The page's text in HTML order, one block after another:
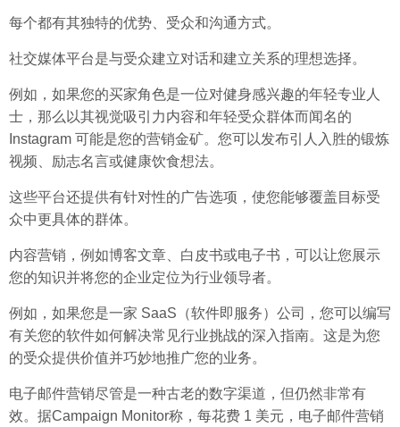
每个都有其独特的优势、受众和沟通方式。
社交媒体平台是与受众建立对话和建立关系的理想选择。
例如，如果您的买家角色是一位对健身感兴趣的年轻专业人
士，那么以其视觉吸引力内容和年轻受众群体而闻名的
Instagram 可能是您的营销金矿。您可以发布引人入胜的锻炼
视频、励志名言或健康饮食想法。
这些平台还提供有针对性的广告选项，使您能够覆盖目标受
众中更具体的群体。
内容营销，例如博客文章、白皮书或电子书，可以让您展示
您的知识并将您的企业定位为行业领导者。
例如，如果您是一家 SaaS（软件即服务）公司，您可以编写
有关您的软件如何解决常见行业挑战的深入指南。这是为您
的受众提供价值并巧妙地推广您的业务。
电子邮件营销尽管是一种古老的数字渠道，但仍然非常有
效。据Campaign Monitor称，每花费 1 美元，电子邮件营销